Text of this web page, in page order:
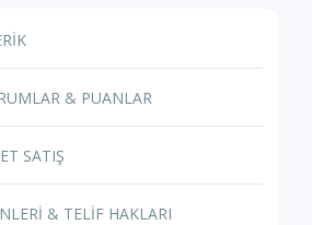
& PUANLAR
SATIŞ
& TELİF HAKLARI